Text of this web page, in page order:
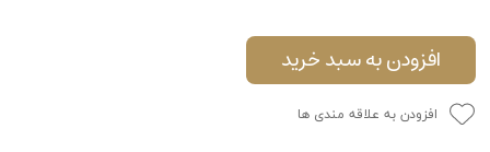
افزودن به سبد خرید
افزودن به علاقه مندی ها